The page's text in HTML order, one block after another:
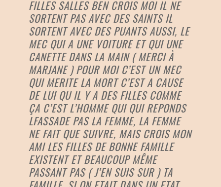
FILLES SALLES BEN CROIS MOI IL NE
SORTENT PAS AVEC DES SAINTS IL
SORTENT AVEC DES PUANTS AUSSI, LE
MEC QUI A UNE VOITURE ET QUI UNE
CANETTE DANS LA MAIN ( MERCI À
MARJANE ) POUR MOI C’EST UN MEC
QUI MERITE LA MORT C’EST A CAUSE
DE LUI QU IL Y A DES FILLES COMME
ÇA C’EST L’HOMME QUI QUI REPONDS
LFASSADE PAS LA FEMME, LA FEMME
NE FAIT QUE SUIVRE, MAIS CROIS MON
AMI LES FILLES DE BONNE FAMILLE
EXISTENT ET BEAUCOUP MÊME
PASSANT PAS ( J’EN SUIS SUR ) TA